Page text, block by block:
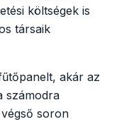
költségek is
társaik
akár az
számodra
soron